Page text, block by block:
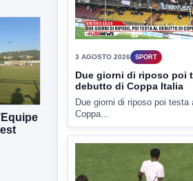
3 AGOSTO 2026 SPORT
Due giorni di riposo poi
debutto di Coppa Italia
Due giorni di riposo poi testa